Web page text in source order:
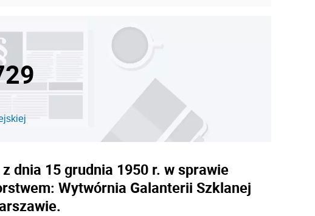
dnia 15 grudnia 1950 r. w sprawie
Wytwórnia Galanterii Szklanej